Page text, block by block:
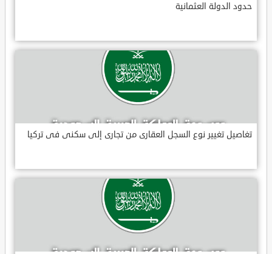
حدود الدولة العثمانية
تغاصيل تغيير نوع السجل العقارى من تجارى إلى سكنى فى تركيا